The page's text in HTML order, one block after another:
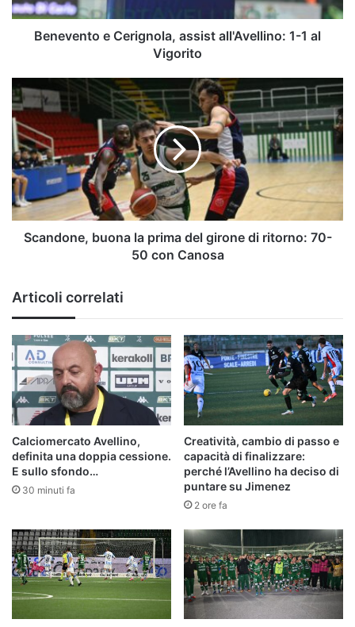
Vigorito
Benevento e Cerignola, assist all'Avellino: 1-1 al
Vigorito
Scandone,
buona
la
prima
del
girone
di
ritorno:
70-
Scandone, buona la prima del girone di ritorno: 70-
50 con Canosa
Articoli correlati
Calciomercato Avellino,
definita una doppia cessione.
E sullo sfondo…
30 minuti fa
Creatività, cambio di passo e
capacità di finalizzare:
perché l’Avellino ha deciso di
puntare su Jimenez
2 ore fa